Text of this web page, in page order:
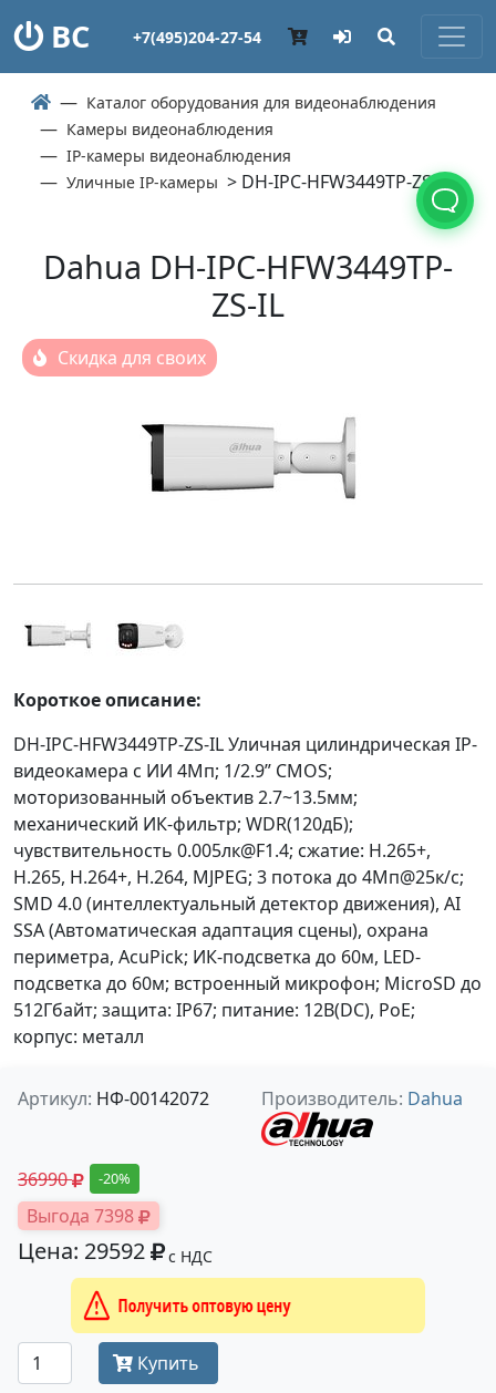
ВС +7(495)204-27-54
Каталог оборудования для видеонаблюдения
Камеры видеонаблюдения
IP-камеры видеонаблюдения
Уличные IP-камеры > DH-IPC-HFW3449TP-ZS-IL
Dahua DH-IPC-HFW3449TP-
ZS-IL
Скидка для своих
Короткое описание:
DH-IPC-HFW3449TP-ZS-IL Уличная цилиндрическая IP-
видеокамера с ИИ 4Мп; 1/2.9” CMOS;
моторизованный объектив 2.7~13.5мм;
механический ИК-фильтр; WDR(120дБ);
чувствительность 0.005лк@F1.4; сжатие: H.265+,
H.265, H.264+, H.264, MJPEG; 3 потока до 4Мп@25к/с;
SMD 4.0 (интеллектуальный детектор движения), AI
SSA (Автоматическая адаптация сцены), охрана
периметра, AcuPick; ИК-подсветка до 60м, LED-
подсветка до 60м; встроенный микрофон; MicroSD до
512Гбайт; защита: IP67; питание: 12В(DC), PoE;
корпус: металл
Артикул: НФ-00142072 Производитель: Dahua
36990 -20%
Выгода 7398
Цена: 29592 с НДС
Получить оптовую цену
Купить